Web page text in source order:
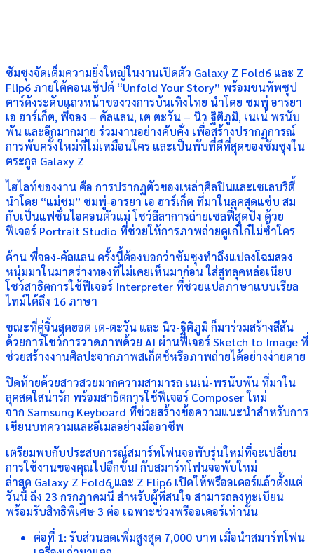
ซัมซุงจัดเต็มความยิ่งใหญ่ในงานเปิดตัว Galaxy Z Fold6 และ Z
Flip6 ภายใต้คอนเซ็ปต์ “Unfold Your Story” พร้อมขนทัพซุป
ตาร์ดังระดับแถวหน้าของวงการบันเทิงไทย นำโดย ชมพู่ อารยา
เอ ฮาร์เก็ต, พี่จอง – คัลแลน, เต ตะวัน – นิว ฐิติภูมิ, เนเน่ พรนับ
พัน และอีกมากมาย ร่วมงานอย่างคับคั่ง เพื่อสร้างปรากฏการณ์
การพับครั้งใหม่ที่ไม่เหมือนใคร และเป็นพับที่ดีที่สุดของซัมซุงใน
ตระกูล Galaxy Z
ไฮไลท์ของงาน คือ การปรากฏตัวของเหล่าศิลปินและเซเลบริตี้
นำโดย “แม่ชม” ชมพู่-อารยา เอ ฮาร์เก็ต ที่มาในลุคสุดแซ่บ สม
กับเป็นแฟชั่นไอคอนตัวแม่ โชว์ลีลาการถ่ายเซลฟี่สุดปัง ด้วย
ฟีเจอร์ Portrait Studio ที่ช่วยให้การภาพถ่ายดูเก๋ไก๋ไม่ซ้ำใคร
ด้าน พี่จอง-คัลแลน ครั้งนี้ต้องบอกว่าซัมซุงทำถึงแปลงโฉมสอง
หนุ่มมาในมาดร่างทองที่ไม่เคยเห็นมาก่อน ใส่สูทลุคหล่อเนียบ
โชว์สาธิตการใช้ฟีเจอร์ Interpreter ที่ช่วยแปลภาษาแบบเรียล
ไทม์ได้ถึง 16 ภาษา
ขณะที่คู่จิ้นสุดฮอต เต-ตะวัน และ นิว-ฐิติภูมิ ก็มาร่วมสร้างสีสัน
ด้วยการโชว์การวาดภาพด้วย AI ผ่านฟีเจอร์ Sketch to Image ที่
ช่วยสร้างงานศิลปะจากภาพสเก็ตช์หรือภาพถ่ายได้อย่างง่ายดาย
ปิดท้ายด้วยสาวสวยมากความสามารถ เนเน่-พรนับพัน ที่มาใน
ลุคสดใสน่ารัก พร้อมสาธิตการใช้ฟีเจอร์ Composer ใหม่
จาก Samsung Keyboard ที่ช่วยสร้างข้อความแนะนำสำหรับการ
เขียนบทความและอีเมลอย่างมืออาชีพ
เตรียมพบกับประสบการณ์สมาร์ทโฟนจอพับรุ่นใหม่ที่จะเปลี่ยน
การใช้งานของคุณไปอีกขั้น! กับสมาร์ทโฟนจอพับใหม่
ล่าสุด Galaxy Z Fold6 และ Z Flip6 เปิดให้พรีออเดอร์แล้วตั้งแต่
วันนี้ ถึง 23 กรกฎาคมนี้ สำหรับผู้ที่สนใจ สามารถลงทะเบียน
พร้อมรับสิทธิพิเศษ 3 ต่อ เฉพาะช่วงพรีออเดอร์เท่านั้น
ต่อที่ 1: รับส่วนลดเพิ่มสูงสุด 7,000 บาท เมื่อนำสมาร์ทโฟน